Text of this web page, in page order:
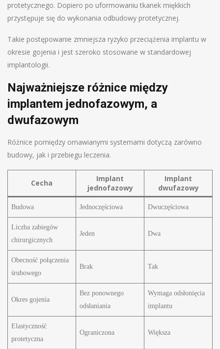
protetycznego. Dopiero po uformowaniu tkanek miękkich
przystępuje się do wykonania odbudowy protetycznej.
Takie postępowanie zmniejsza ryzyko przeciążenia implantu w
okresie gojenia i jest szeroko stosowane w standardowej
implantologii.
Najważniejsze różnice między
implantem jednofazowym, a
dwufazowym
Różnice pomiędzy omawianymi systemami dotyczą zarówno
budowy, jak i przebiegu leczenia.
Cecha
Implant
jednofazowy
Implant
dwufazowy
Budowa Jednoczęściowa Dwuczęściowa
Liczba zabiegów
chirurgicznych
Jeden Dwa
Obecność połączenia
śrubowego
Brak Tak
Okres gojenia
Bez ponownego
odsłaniania
Wymaga odsłonięcia
implantu
Elastyczność
protetyczna
Ograniczona Większa